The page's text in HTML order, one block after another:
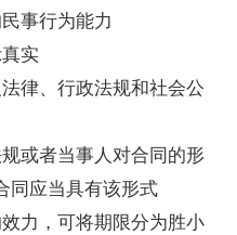
事行为能力
实
律、行政法规和社会公
或者当事人对合同的形
同应当具有该形式
力，可将期限分为胜小